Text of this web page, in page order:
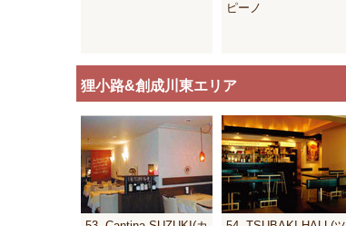
ピーノ
狸小路&創成川東エリア